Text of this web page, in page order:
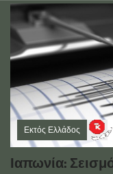
Εκτός Ελλάδος
Ιαπωνία: